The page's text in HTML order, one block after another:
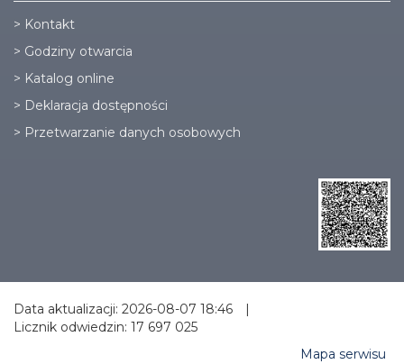
> Kontakt
> Godziny otwarcia
> Katalog online
> Deklaracja dostępności
> Przetwarzanie danych osobowych
Data aktualizacji: 2026-08-07 18:46
|
Licznik odwiedzin: 17 697 025
Mapa serwisu